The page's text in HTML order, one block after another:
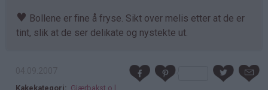
♥ Bollene er fine å fryse. Sikt over melis etter at de er
tint, slik at de ser delikate og nystekte ut.
Kakekategori
Gjærbakst o.l.